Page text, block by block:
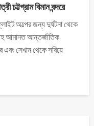
চট্টগ্রাম বিমান বন্দরে
অল্পের জন্য দুর্ঘটনা থেকে
আমানত আন্তর্জাতিক
এবং সেখান থেকে সরিয়ে